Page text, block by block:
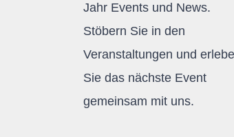
Jahr Events und News.
Stöbern Sie in den
Veranstaltungen und
Sie das nächste Event
gemeinsam mit uns.